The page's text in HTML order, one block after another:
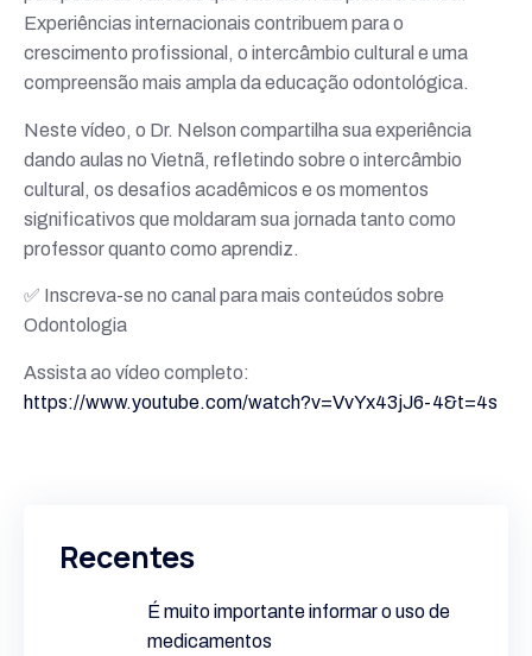
Experiências internacionais contribuem para o
crescimento profissional, o intercâmbio cultural e uma
compreensão mais ampla da educação odontológica.
Neste vídeo, o Dr. Nelson compartilha sua experiência
dando aulas no Vietnã, refletindo sobre o intercâmbio
cultural, os desafios acadêmicos e os momentos
significativos que moldaram sua jornada tanto como
professor quanto como aprendiz.
✅ Inscreva-se no canal para mais conteúdos sobre
Odontologia
Assista ao vídeo completo:
https://www.youtube.com/watch?v=VvYx43jJ6-4&t=4s
Recentes
É muito importante informar o uso de
medicamentos